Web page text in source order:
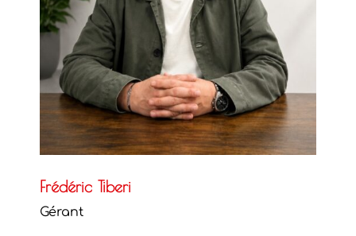
Frédéric Tiberi
Gérant